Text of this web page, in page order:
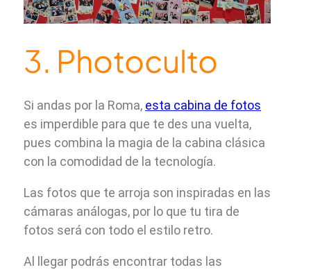
3. Photoculto
Si andas por la Roma, esta cabina de fotos
es imperdible para que te des una vuelta,
pues combina la magia de la cabina clásica
con la comodidad de la tecnología.
Las fotos que te arroja son inspiradas en las
cámaras análogas, por lo que tu tira de
fotos será con todo el estilo retro.
Al llegar podrás encontrar todas las